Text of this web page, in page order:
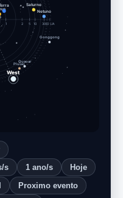
1 2 5 10 3060 UA
Saturno
Netuno
PlutaoQuaoar
Gonggong
West
s 1 ano/s Hoje
Proximo evento